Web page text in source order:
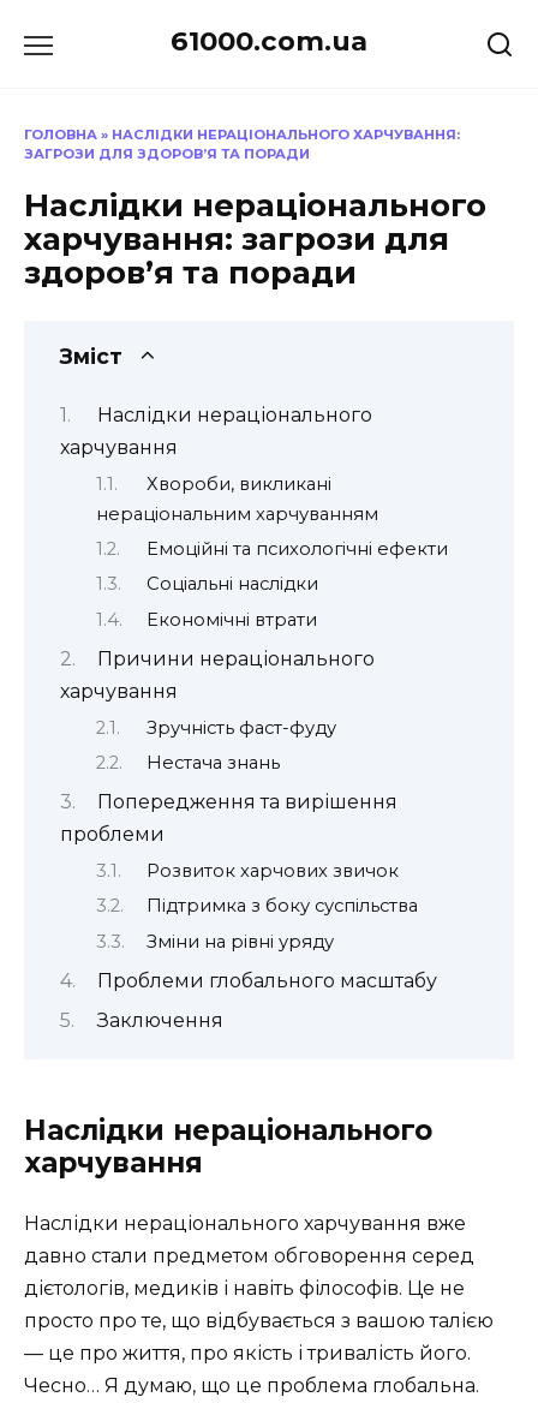
до
61000.com.ua
ГОЛОВНА » НАСЛІДКИ НЕРАЦІОНАЛЬНОГО ХАРЧУВАННЯ:
ЗАГРОЗИ ДЛЯ ЗДОРОВ’Я ТА ПОРАДИ
Наслідки нераціонального
харчування: загрози для
здоров’я та поради
Зміст
Наслідки нераціонального
харчування
Хвороби, викликані
нераціональним харчуванням
Емоційні та психологічні ефекти
Соціальні наслідки
Економічні втрати
Причини нераціонального
харчування
Зручність фаст-фуду
Нестача знань
Попередження та вирішення
проблеми
Розвиток харчових звичок
Підтримка з боку суспільства
Зміни на рівні уряду
Проблеми глобального масштабу
Заключення
Наслідки нераціонального
харчування
Наслідки нераціонального харчування вже
давно стали предметом обговорення серед
дієтологів, медиків і навіть філософів. Це не
просто про те, що відбувається з вашою талією
— це про життя, про якість і тривалість його.
Чесно… Я думаю, що це проблема глобальна.